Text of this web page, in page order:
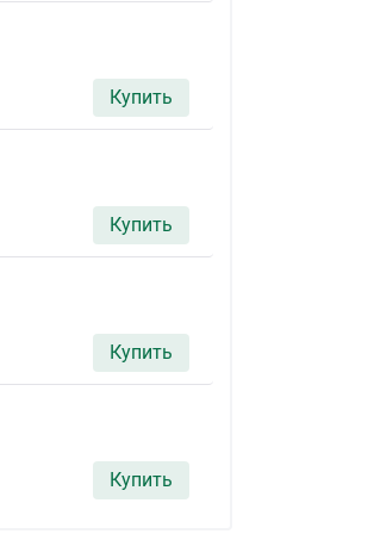
Купить
Купить
Купить
Купить